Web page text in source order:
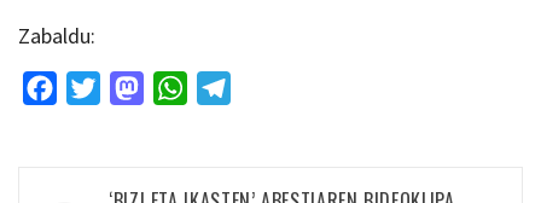
Zabaldu:
FacebookTwitterMastodonWhatsApp